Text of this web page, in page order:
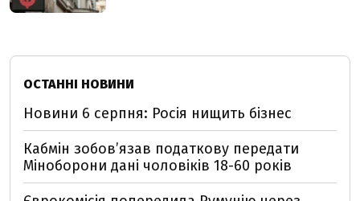
ОСТАННІ НОВИНИ
Новини 6 серпня: Росія нищить бізнес
Кабмін зобовʼязав податкову передати
Міноборони дані чоловіків 18-60 років